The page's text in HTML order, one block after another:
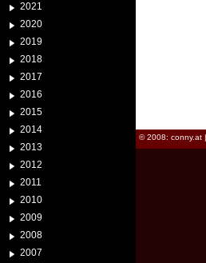
2021
2020
2019
2018
2017
2016
2015
2014
2013
2012
2011
2010
2009
2008
2007
© 2008: conny.at |